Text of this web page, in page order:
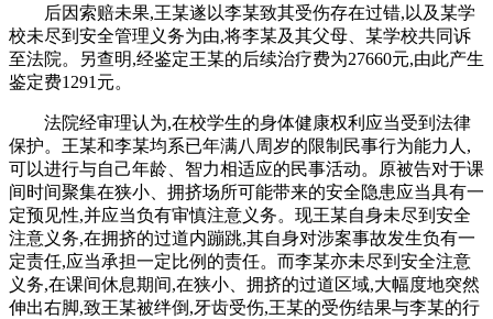
后因索赔未果,王某遂以李某致其受伤存在过错,以及某学
校未尽到安全管理义务为由,将李某及其父母、某学校共同诉
至法院。另查明,经鉴定王某的后续治疗费为27660元,由此产生
鉴定费1291元。
法院经审理认为,在校学生的身体健康权利应当受到法律
保护。王某和李某均系已年满八周岁的限制民事行为能力人,
可以进行与自己年龄、智力相适应的民事活动。原被告对于课
间时间聚集在狭小、拥挤场所可能带来的安全隐患应当具有一
定预见性,并应当负有审慎注意义务。现王某自身未尽到安全
注意义务,在拥挤的过道内蹦跳,其自身对涉案事故发生负有一
定责任,应当承担一定比例的责任。而李某亦未尽到安全注意
义务,在课间休息期间,在狭小、拥挤的过道区域,大幅度地突然
伸出右脚,致王某被绊倒,牙齿受伤,王某的受伤结果与李某的行